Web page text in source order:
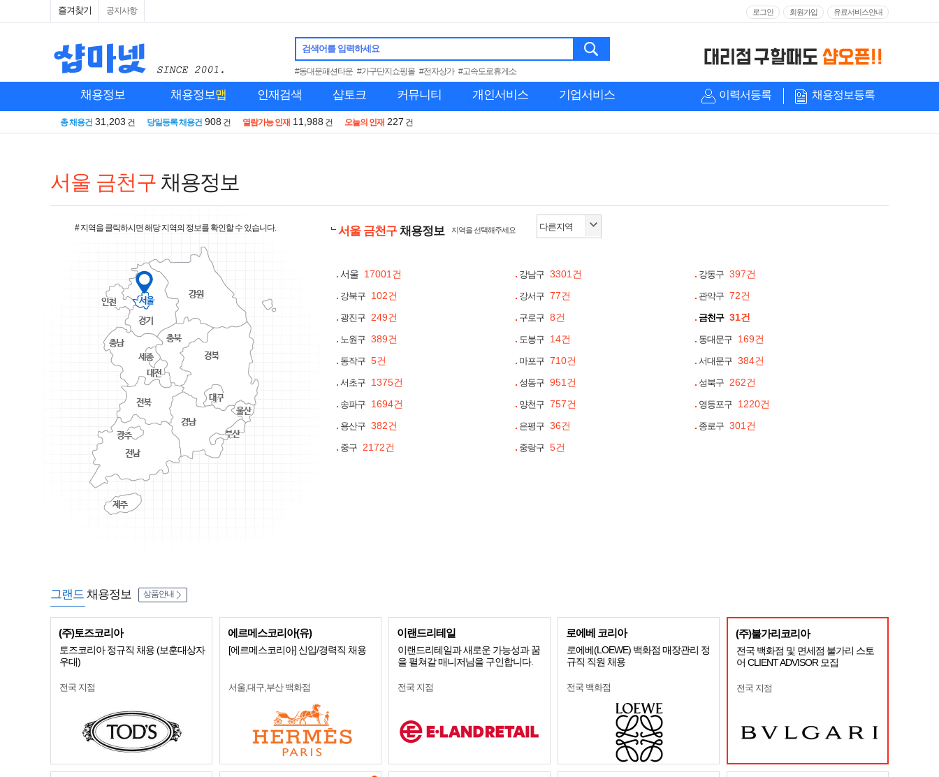
즐겨찾기 공지사항 로그인 회원가입 유료서비스안내
검색어를 입력하세요
#동대문패션타운 #가구단지쇼핑몰 #전자상가 #고속도로휴게소
채용정보 채용정보맵 인재검색 샵토크 커뮤니티 개인서비스 기업서비스 이력서등록 채용정보등록
총 채용건 31,203 건 당일등록 채용건 908 건 열람가능 인재 11,988 건 오늘의 인재 227 건
서울 금천구 채용정보
# 지역을 클릭하시면 해당 지역의 정보를 확인할 수 있습니다. 서울 금천구 채용정보 지역을 선택해주세요
서울 17001건 강남구 3301건 강동구 397건
강북구 102건 강서구 77건 관악구 72건
광진구 249건 구로구 8건 금천구 31건
노원구 389건 도봉구 14건 동대문구 169건
동작구 5건 마포구 710건 서대문구 384건
서초구 1375건 성동구 951건 성북구 262건
송파구 1694건 양천구 757건 영등포구 1220건
용산구 382건 은평구 36건 종로구 301건
중구 2172건 중랑구 5건
그랜드 채용정보 상품안내
(주)토즈코리아
토즈코리아 정규직 채용 (보훈대상자
우대)
전국 지점
에르메스코리아(유)
[에르메스코리아] 신입/경력직 채용
서울,대구,부산 백화점
이랜드리테일
이랜드리테일과 새로운 가능성과 꿈
을 펼쳐갈 매니저님을 구인합니다.
전국 지점
로에베 코리아
로에베(LOEWE) 백화점 매장관리 정
규직 직원 채용
전국 백화점
(주)불가리코리아
전국 백화점 및 면세점 불가리 스토
어 CLIENT ADVISOR 모집
전국 지점